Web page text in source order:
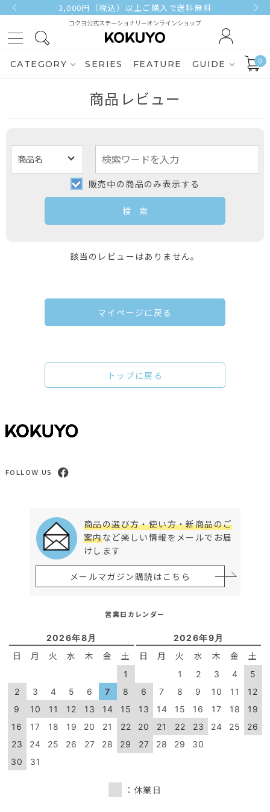
3,000円（税込）以上ご購入で送料無料
コクヨ公式ステーショナリーオンラインショップ
CATEGORY SERIES FEATURE GUIDE 0
商品レビュー
販売中の商品のみ表示する
該当のレビューはありません。
マイページに戻る
トップに戻る
FOLLOW US
商品の選び方・使い方・新商品のご
案内など楽しい情報をメールでお届
けします
メールマガジン購読はこちら
営業日カレンダー
2026年8月
日 月 火 水 木 金 土
1
2
3 4 5 6 7
8
9
10 11 12 13 14
15
16
17 18 19 20 21
22
23
24 25 26 27 28
29
30
31
2026年9月
日 月 火 水 木 金 土
1 2 3 4
5
6
7 8 9 10 11
12
13
14 15 16 17 18
19
20
21 22 23 24 25
26
27
28 29 30
：休業日